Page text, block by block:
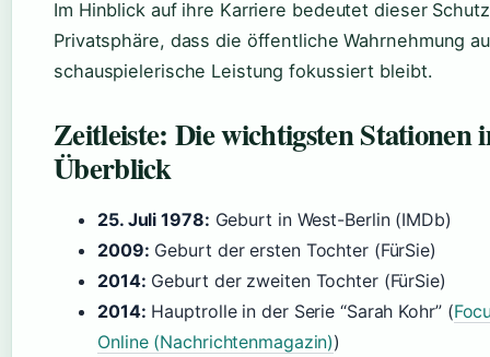
Im Hinblick auf ihre Karriere bedeutet dieser
Privatsphäre, dass die öffentliche Wahrnehmung
schauspielerische Leistung fokussiert bleibt.
Zeitleiste: Die wichtigsten Stationen
Überblick
25. Juli 1978: Geburt in West-Berlin (IMDb)
2009: Geburt der ersten Tochter (FürSie)
2014: Geburt der zweiten Tochter (FürSie)
2014: Hauptrolle in der Serie “Sarah Kohr” (
Online (Nachrichtenmagazin))